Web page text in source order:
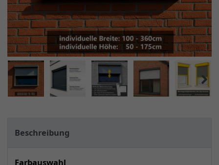
Beschreibung
Farbauswahl